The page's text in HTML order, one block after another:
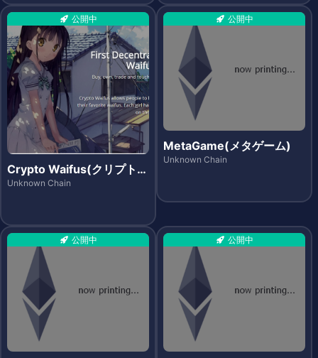
公開中
Crypto Waifus(クリプトワ
イフス)
Unknown Chain
公開中
MetaGame(メタゲーム)
Unknown Chain
公開中 公開中